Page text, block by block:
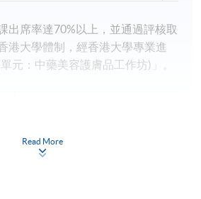
出席率達70%以上，並通過評核取
港大學體制，經香港大學專業進
元：中藥美容護膚品工作坊)」。
Read More